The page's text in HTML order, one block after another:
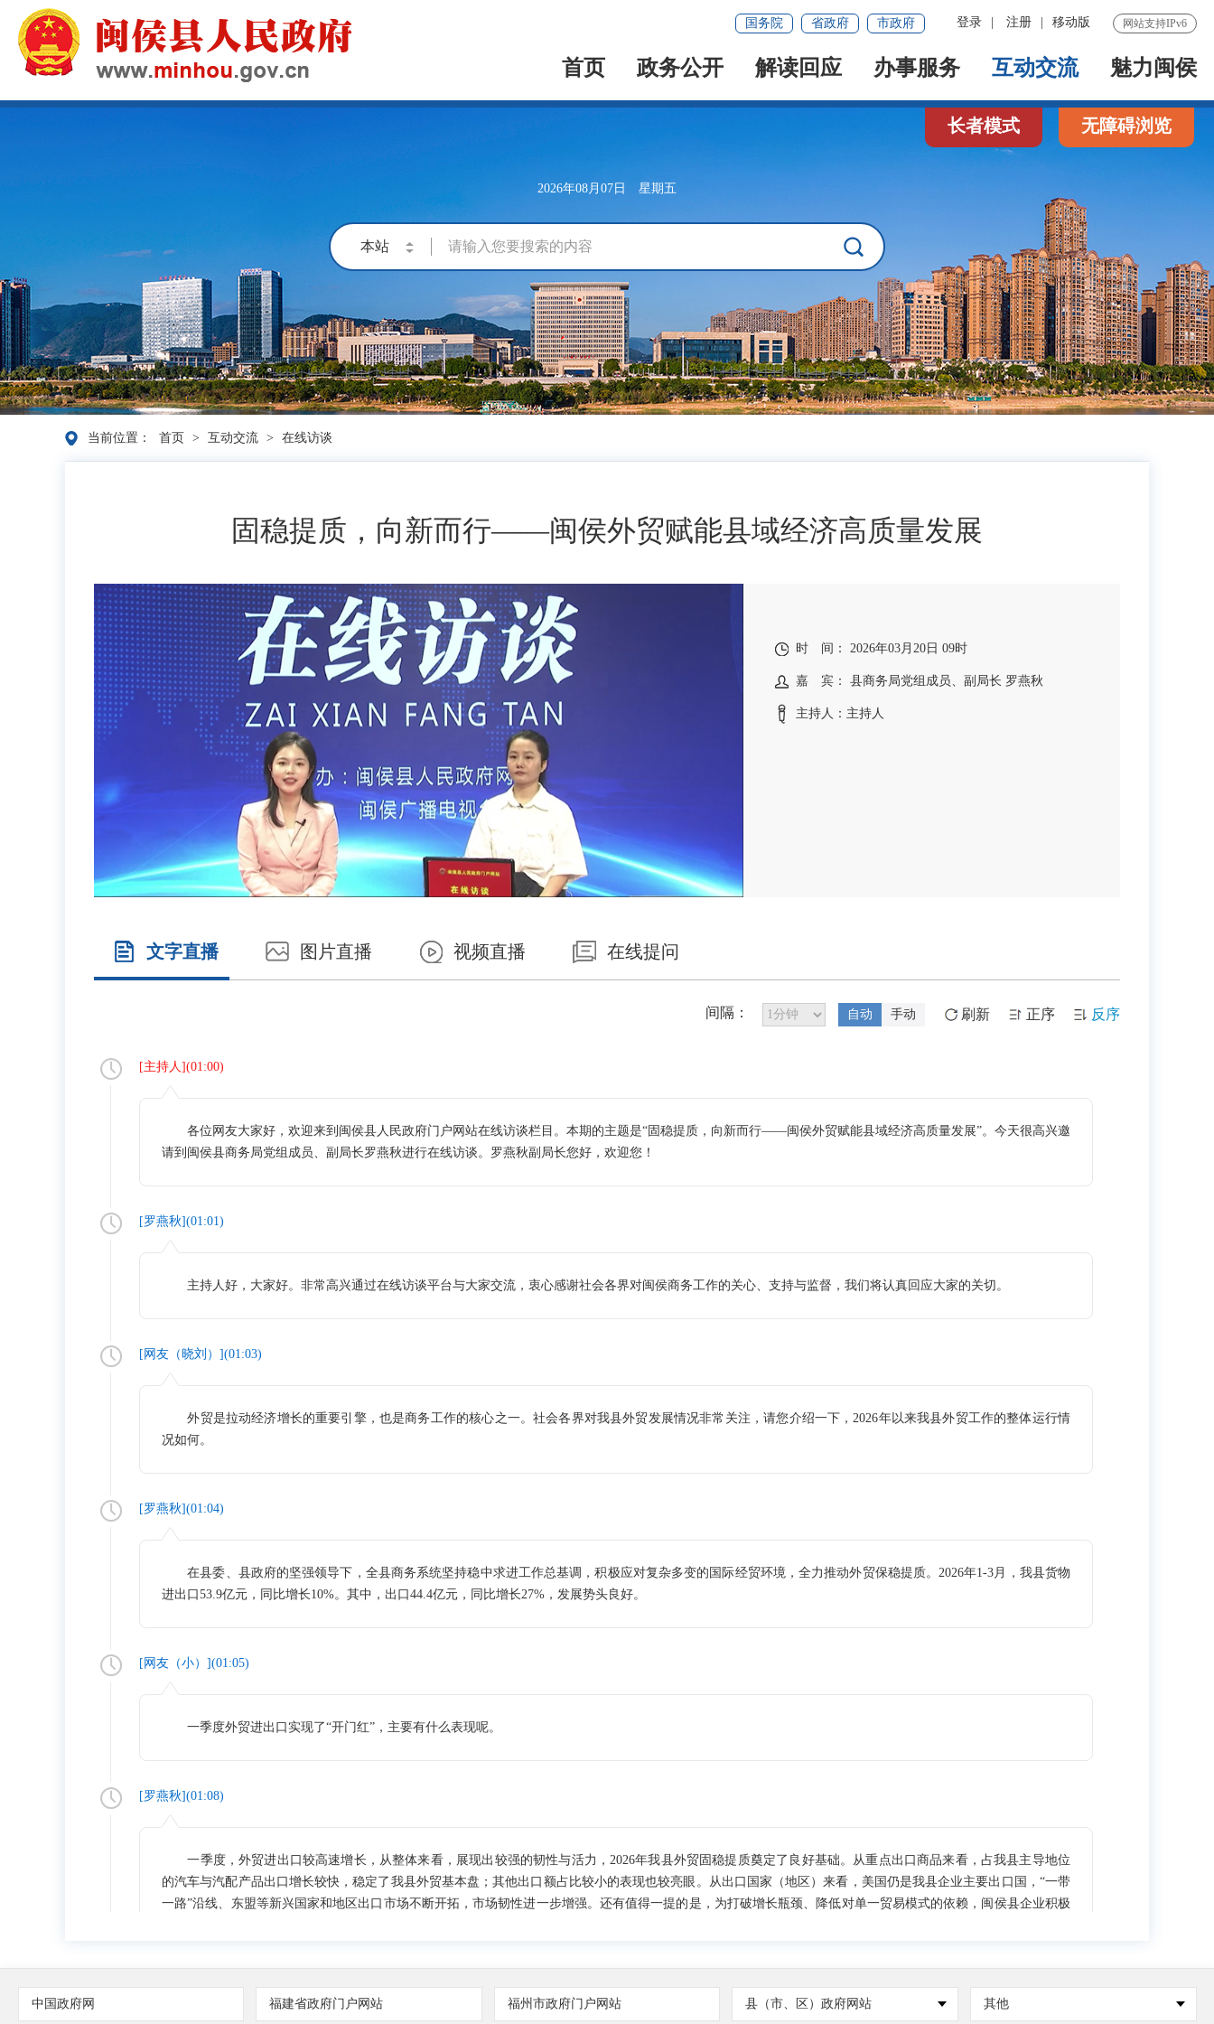
网站支持IPv6
登录 注册 移动版
国务院 省政府 市政府
首页 政务公开 解读回应 办事服务 互动交流 魅力闽侯
2026年08月07日 星期五
长者模式 无障碍浏览
当前位置： 首页 > 互动交流 > 在线访谈
固稳提质，向新而行——闽侯外贸赋能县域经济高质量发展
时 间： 2026年03月20日 09时
嘉 宾： 县商务局党组成员、副局长 罗燕秋
主持人： 主持人
文字直播 图片直播 视频直播 在线提问
间隔： 自动 手动 刷新 正序 反序
[主持人](01:00)
各位网友大家好，欢迎来到闽侯县人民政府门户网站在线访谈栏目。本期的主题是“固稳提质，向新而行——闽侯外贸赋能县域经济高质量发展”。今天很高兴邀
请到闽侯县商务局党组成员、副局长罗燕秋进行在线访谈。罗燕秋副局长您好，欢迎您！
[罗燕秋](01:01)
主持人好，大家好。非常高兴通过在线访谈平台与大家交流，衷心感谢社会各界对闽侯商务工作的关心、支持与监督，我们将认真回应大家的关切。
[网友（ 晓刘 ）](01:03)
外贸是拉动经济增长的重要引擎，也是商务工作的核心之一。社会各界对我县外贸发展情况非常关注，请您介绍一下，2026年以来我县外贸工作的整体运行情
况如何。
[罗燕秋](01:04)
在县委、县政府的坚强领导下，全县商务系统坚持稳中求进工作总基调，积极应对复杂多变的国际经贸环境，全力推动外贸保稳提质。2026年1-3月，我县货物
进出口53.9亿元，同比增长10%。其中，出口44.4亿元，同比增长27%，发展势头良好。
[网友（小）](01:05)
一季度外贸进出口实现了“开门红”，主要有什么表现呢。
[罗燕秋](01:08)
一季度，外贸进出口较高速增长，从整体来看，展现出较强的韧性与活力，2026年我县外贸固稳提质奠定了良好基础。从重点出口商品来看，占我县主导地位
的汽车与汽配产品出口增长较快，稳定了我县外贸基本盘；其他出口额占比较小的表现也较亮眼。从出口国家（地区）来看，美国仍是我县企业主要出口国，“一带
一路”沿线、东盟等新兴国家和地区出口市场不断开拓，市场韧性进一步增强。还有值得一提的是，为打破增长瓶颈、降低对单一贸易模式的依赖，闽侯县企业积极
中国政府网 福建省政府门户网站 福州市政府门户网站 县（市、区）政府网站 其他